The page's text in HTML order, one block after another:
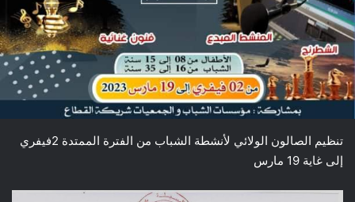
تنظيم الصالون الولائي لأنشطة الشباب من الفترة الممتدة 2فيفري
إلى غاية 19 مارس